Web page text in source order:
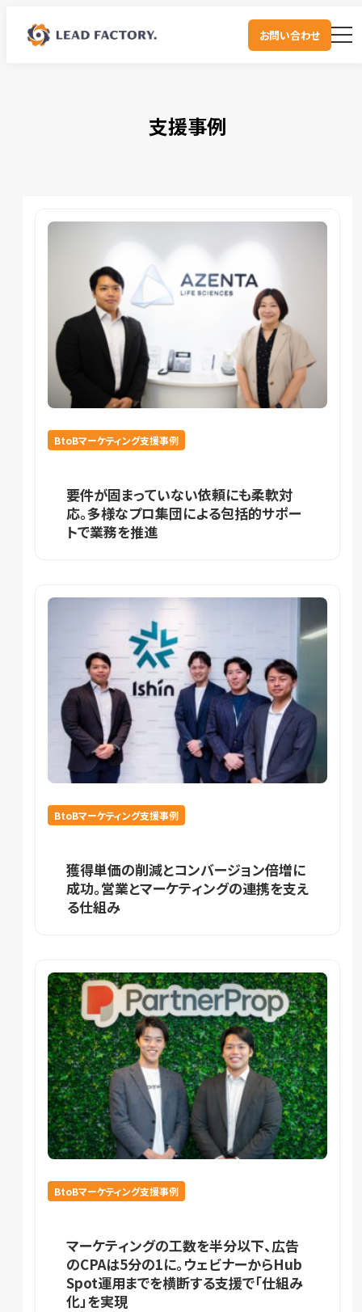
お問い合わせ
支援事例
BtoBマーケティング支援事例
要件が固まっていない依頼にも柔軟対
応。多様なプロ集団による包括的サポー
トで業務を推進
BtoBマーケティング支援事例
獲得単価の削減とコンバージョン倍増に
成功。営業とマーケティングの連携を支え
る仕組み
BtoBマーケティング支援事例
マーケティングの工数を半分以下、広告
のCPAは5分の1に。ウェビナーからHub
Spot運用までを横断する支援で「仕組み
化」を実現